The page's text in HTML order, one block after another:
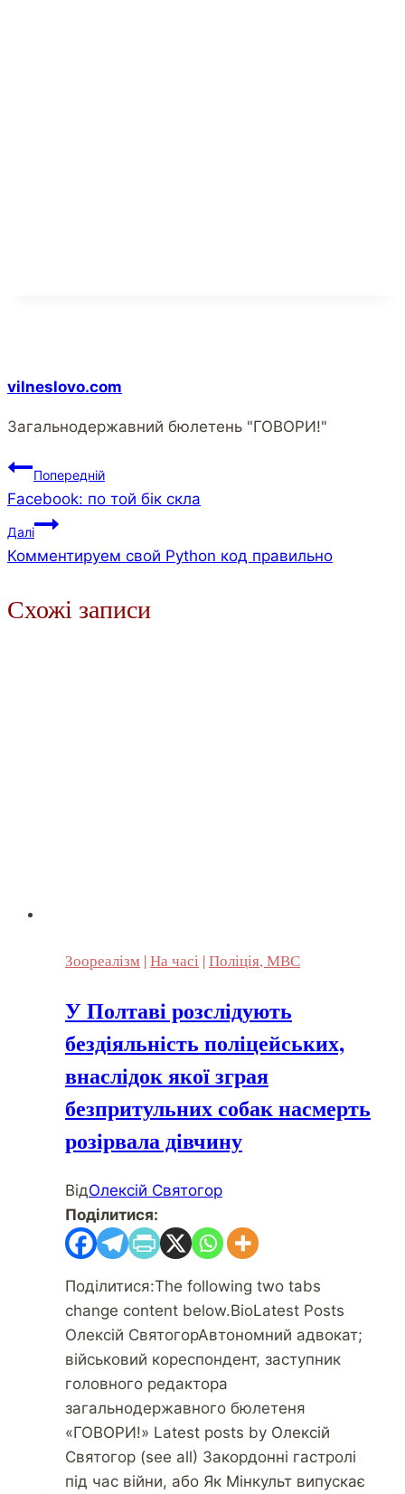
vilneslovo.com
Загальнодержавний бюлетень "ГОВОРИ!"
Навігація
записів
Попередній
Facebook: по той бік скла
Далі
Комментируем свой Python код правильно
Схожі записи
Зоореалізм |На часі |Поліція, МВС
У Полтаві розслідують
бездіяльність поліцейських,
внаслідок якої зграя
безпритульних собак насмерть
розірвала дівчину
ВідОлексій Святогор
Поділитися:
Поділитися:The following two tabs
change content below.BioLatest Posts
Олексій СвятогорАвтономний адвокат;
військовий кореспондент, заступник
головного редактора
загальнодержавного бюлетеня
«ГОВОРИ!» Latest posts by Олексій
Святогор (see all) Закордонні гастролі
під час війни, або Як Мінкульт випускає